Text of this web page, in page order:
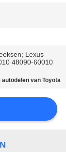
Lexus
48090-60010
autodelen van Toyota